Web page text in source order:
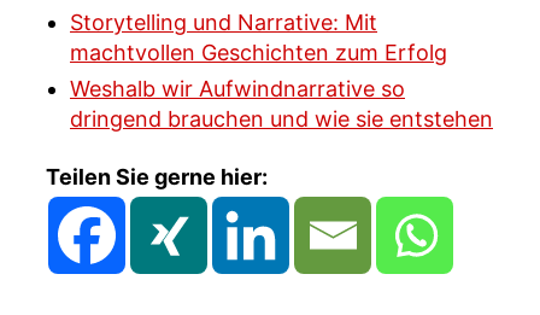
Storytelling und Narrative: Mit
machtvollen Geschichten zum Erfolg
Weshalb wir Aufwindnarrative so
dringend brauchen und wie sie entstehen
Teilen Sie gerne hier: